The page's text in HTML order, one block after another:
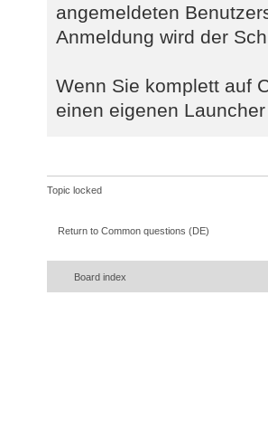
angemeldeten
Anmeldung wird der
Wenn Sie komplett auf
einen eigenen Launcher
Topic locked
Return to Common questions (DE)
Board index